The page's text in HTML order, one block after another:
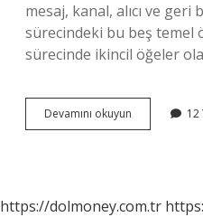
mesaj, kanal, alıcı ve
sürecindeki bu beş temel
sürecinde ikincil öğeler
Devamını okuyun
Nasil
12
https://dolmoney.com.tr